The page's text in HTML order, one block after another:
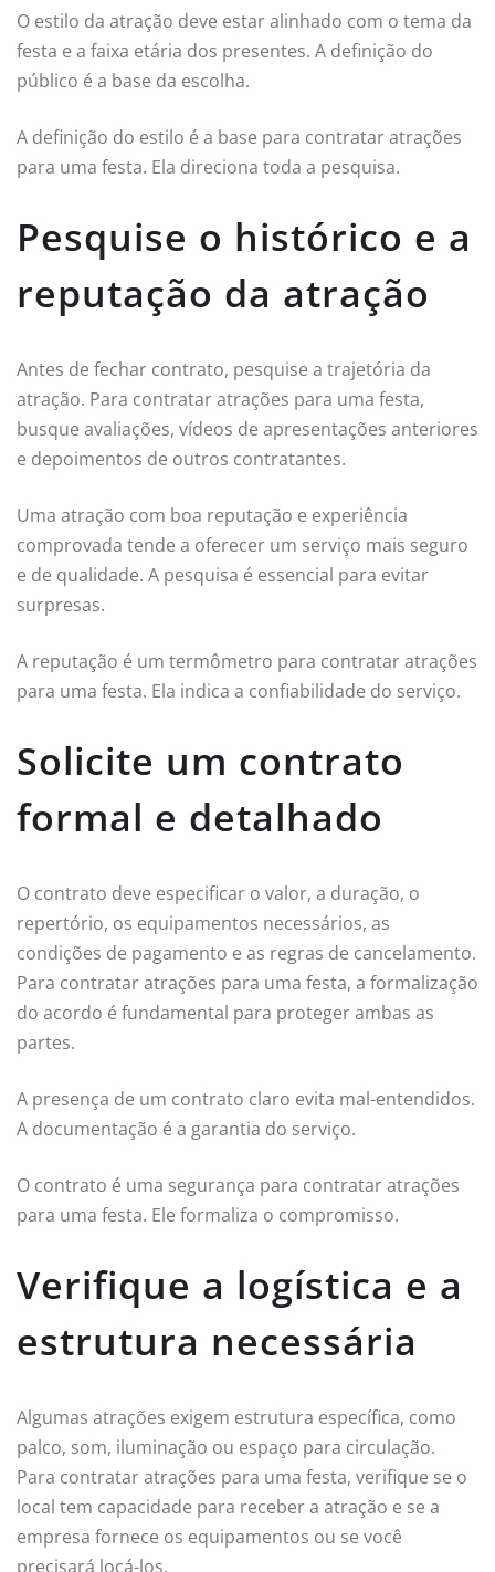
O estilo da atração deve estar alinhado com o tema da
festa e a faixa etária dos presentes. A definição do
público é a base da escolha.
A definição do estilo é a base para contratar atrações
para uma festa. Ela direciona toda a pesquisa.
Pesquise o histórico e a
reputação da atração
Antes de fechar contrato, pesquise a trajetória da
atração. Para contratar atrações para uma festa,
busque avaliações, vídeos de apresentações anteriores
e depoimentos de outros contratantes.
Uma atração com boa reputação e experiência
comprovada tende a oferecer um serviço mais seguro
e de qualidade. A pesquisa é essencial para evitar
surpresas.
A reputação é um termômetro para contratar atrações
para uma festa. Ela indica a confiabilidade do serviço.
Solicite um contrato
formal e detalhado
O contrato deve especificar o valor, a duração, o
repertório, os equipamentos necessários, as
condições de pagamento e as regras de cancelamento.
Para contratar atrações para uma festa, a formalização
do acordo é fundamental para proteger ambas as
partes.
A presença de um contrato claro evita mal-entendidos.
A documentação é a garantia do serviço.
O contrato é uma segurança para contratar atrações
para uma festa. Ele formaliza o compromisso.
Verifique a logística e a
estrutura necessária
Algumas atrações exigem estrutura específica, como
palco, som, iluminação ou espaço para circulação.
Para contratar atrações para uma festa, verifique se o
local tem capacidade para receber a atração e se a
empresa fornece os equipamentos ou se você
precisará locá-los.